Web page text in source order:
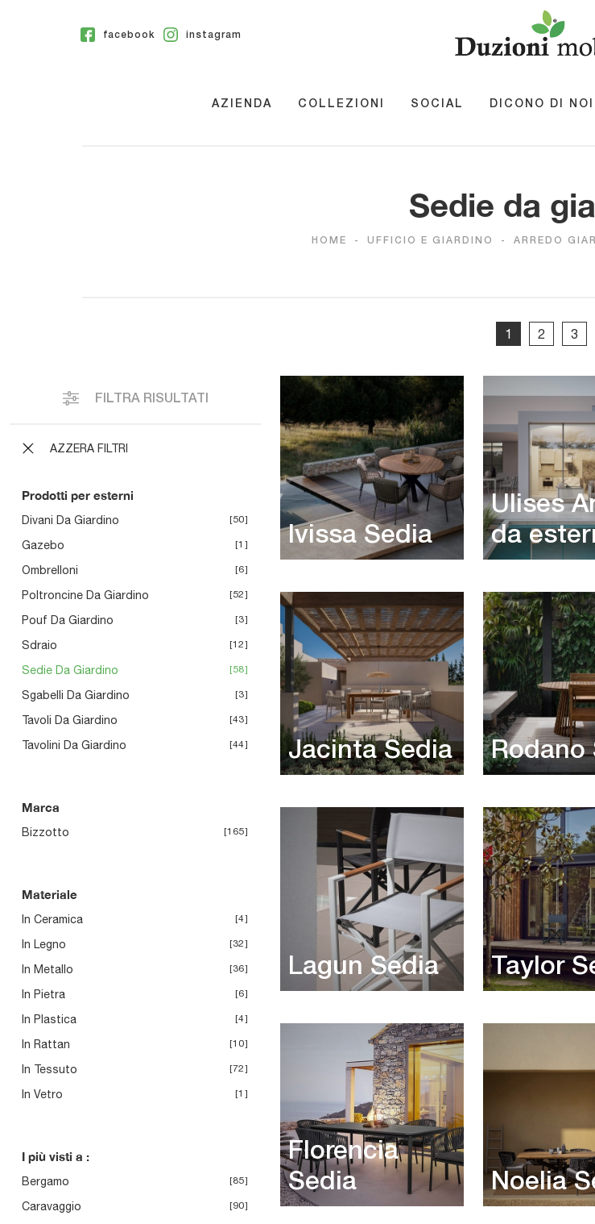
facebook instagram
AZIENDA COLLEZIONI SOCIAL DICONO DI NOI
Sedie da
HOME - UFFICIO E GIARDINO - ARREDO
1 2 3
FILTRA RISULTATI
AZZERA FILTRI
Prodotti per esterni
Divani Da Giardino 50
Gazebo 1
Ombrelloni 6
Poltroncine Da Giardino 52
Pouf Da Giardino 3
Sdraio 12
Sedie Da Giardino 58
Sgabelli Da Giardino 3
Tavoli Da Giardino 43
Tavolini Da Giardino 44
Marca
Bizzotto 165
Materiale
In Ceramica 4
In Legno 32
In Metallo 36
In Pietra 6
In Plastica 4
In Rattan 10
In Tessuto 72
In Vetro 1
I più visti a :
Bergamo 85
Caravaggio 90
Ivissa Sedia
Ulises
da
Jacinta Sedia Rodano
Lagun Sedia Taylor
Florencia
Sedia
Noelia